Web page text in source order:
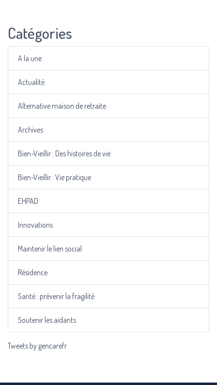
Catégories
A la une
Actualité
Alternative maison de retraite
Archives
Bien-Vieillir : Des histoires de vie
Bien-Vieillir : Vie pratique
EHPAD
Innovations
Maintenir le lien social
Résidence
Santé : prévenir la fragilité
Soutenir les aidants
Tweets by gencarefr